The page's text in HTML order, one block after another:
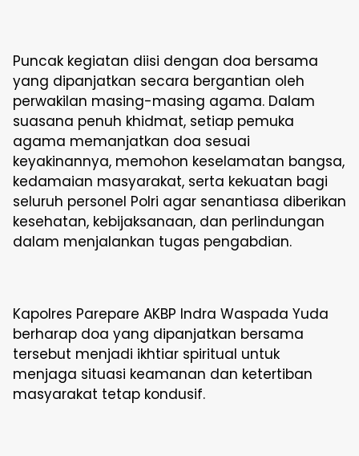
Puncak kegiatan diisi dengan doa bersama
yang dipanjatkan secara bergantian oleh
perwakilan masing-masing agama. Dalam
suasana penuh khidmat, setiap pemuka
agama memanjatkan doa sesuai
keyakinannya, memohon keselamatan bangsa,
kedamaian masyarakat, serta kekuatan bagi
seluruh personel Polri agar senantiasa diberikan
kesehatan, kebijaksanaan, dan perlindungan
dalam menjalankan tugas pengabdian.
Kapolres Parepare AKBP Indra Waspada Yuda
berharap doa yang dipanjatkan bersama
tersebut menjadi ikhtiar spiritual untuk
menjaga situasi keamanan dan ketertiban
masyarakat tetap kondusif.